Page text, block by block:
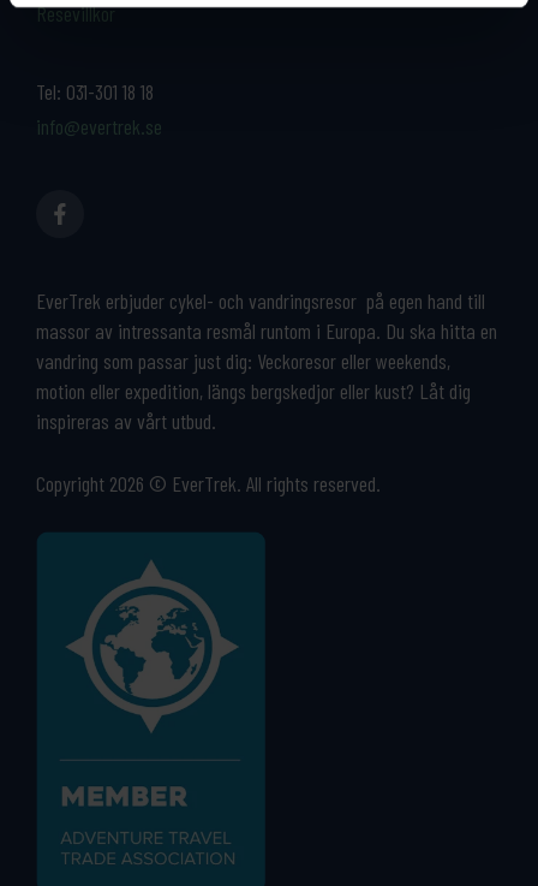
Tel: 031-301 18 18
info@evertrek.se
EverTrek erbjuder cykel- och vandringsresor på egen hand till
massor av intressanta resmål runtom i Europa. Du ska hitta en
vandring som passar just dig: Veckoresor eller weekends,
motion eller expedition, längs bergskedjor eller kust? Låt dig
inspireras av vårt utbud.
Copyright 2026 © EverTrek. All rights reserved.
Resevillkor